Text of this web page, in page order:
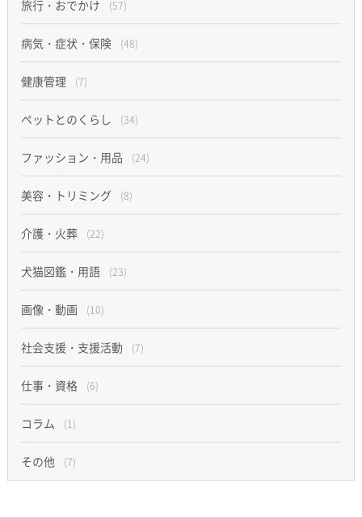
旅行・おでかけ (57)
病気・症状・保険 (48)
健康管理 (7)
ペットとのくらし (34)
ファッション・用品 (24)
美容・トリミング (8)
介護・火葬 (22)
犬猫図鑑・用語 (23)
画像・動画 (10)
社会支援・支援活動 (7)
仕事・資格 (6)
コラム (1)
その他 (7)